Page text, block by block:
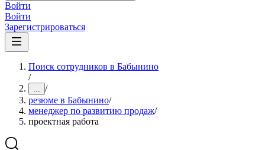
Войти
Войти
Зарегистрироваться
Поиск сотрудников в Бабынино
/
... /
резюме в Бабынино/
менеджер по развитию продаж/
проектная работа